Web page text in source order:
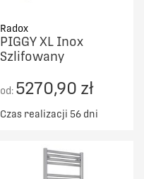
Radox
PIGGY XL Inox
Szlifowany
od: 5270,90 zł
Czas realizacji 56 dni